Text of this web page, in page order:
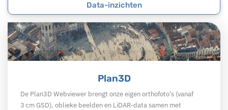
Data-inzichten
Plan3D
De Plan3D Webviewer brengt onze eigen orthofoto’s (vanaf
3 cm GSD), oblieke beelden en LiDAR-data samen met